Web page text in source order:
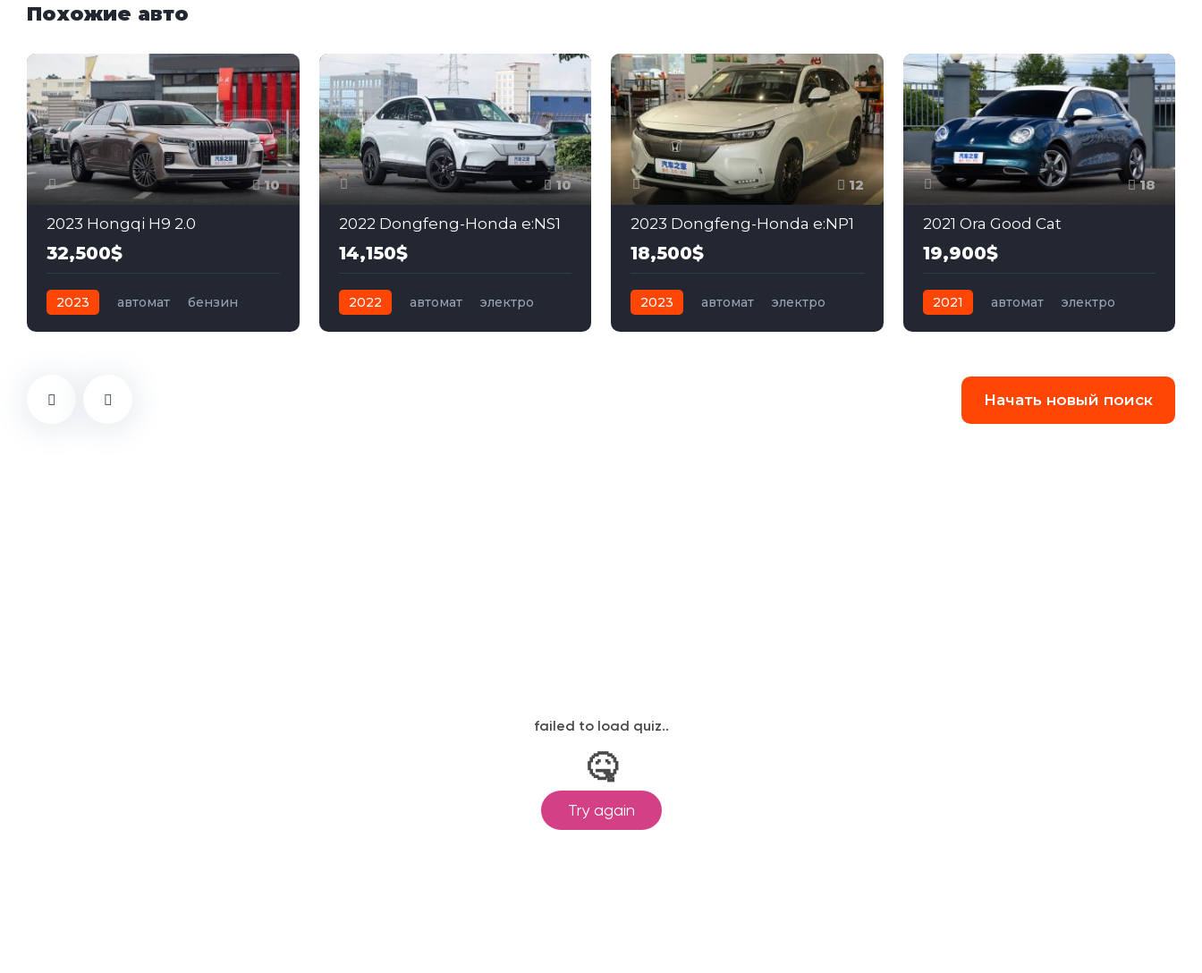
Похожие авто
10
2023 Hongqi H9 2.0
32,500$
2023 автомат
бензин
10
2022 Dongfeng-Honda e:NS1
14,150$
2022 автомат
электро
12
2023 Dongfeng-Honda e:NP1
18,500$
2023 автомат
электро
18
2021 Ora Good Cat
19,900$
2021 автомат
электро
Начать новый поиск